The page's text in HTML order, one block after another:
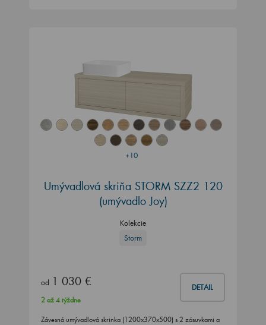
+10
Umývadlová skriňa STORM SZZ2 120
(umývadlo Joy)
Kolekcie
Storm
od 1 030 € DETAIL
2 až 4 týždne
Závesná umývadlová skrinka (1200x370x500) s 2 zásuvkami a